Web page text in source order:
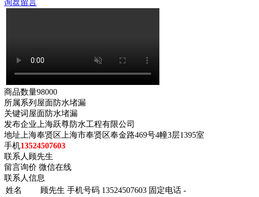
询盘留言
商品数量98000
所属系列 屋面防水堵漏
关键词 屋面防水堵漏
发布企业 上海跃尊防水工程有限公司
地址 上海奉贤区上海市奉贤区奉金路469号4幢3层1395室
手机13524507603
联系人 顾先生
留言询价 微信在线
联系人信息
姓名
顾先生 手机号码 13524507603 固定电话 -